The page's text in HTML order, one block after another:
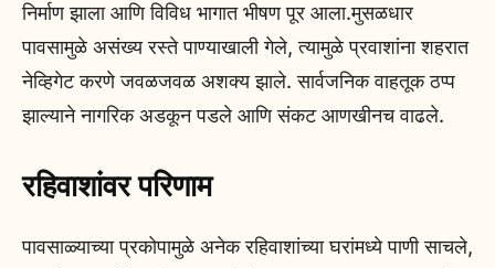
निर्माण झाला आणि विविध भागात भीषण पूर आला.मुसळधार
पावसामुळे असंख्य रस्ते पाण्याखाली गेले, त्यामुळे प्रवाशांना शहरात
नेव्हिगेट करणे जवळजवळ अशक्य झाले. सार्वजनिक वाहतूक ठप्प
झाल्याने नागरिक अडकून पडले आणि संकट आणखीनच वाढले.
रहिवाशांवर परिणाम
पावसाळ्याच्या प्रकोपामुळे अनेक रहिवाशांच्या घरांमध्ये पाणी साचले,